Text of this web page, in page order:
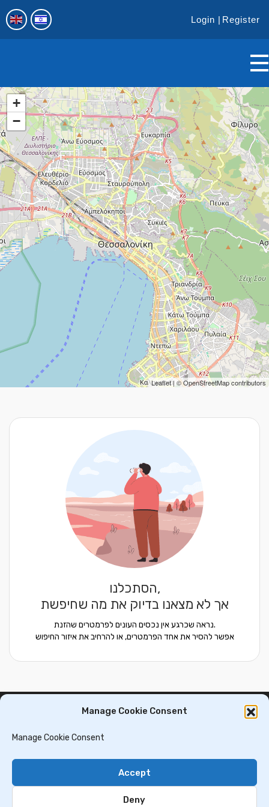
Manage Cookie Consent
Manage Cookie Consent
Accept
Deny
Login Register
+
−
Leaflet| ©OpenStreetMapcontributors
הסתכלנו,
אך לא מצאנו בדיוק את מה שחיפשת
נראה שכרגע אין נכסים העונים לפרמטרים שהזנת.
אפשר להסיר את אחד הפרמטרים, או להרחיב את איזור החיפוש
דירות למכירה בסלוניקי
וילות למכירה בסלוניקי וילות למכירה בכרתים
Privacy Policy Contact Us